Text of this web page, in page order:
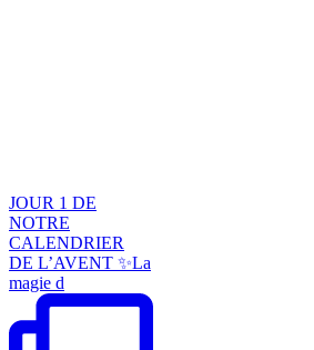
JOUR 1 DE
NOTRE
CALENDRIER
DE L’AVENT ✨La
magie d